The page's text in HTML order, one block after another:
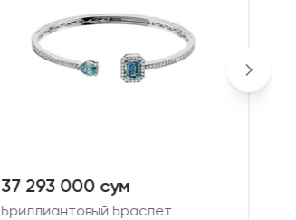
9 061 000 сум
Бриллиантовый Браслет